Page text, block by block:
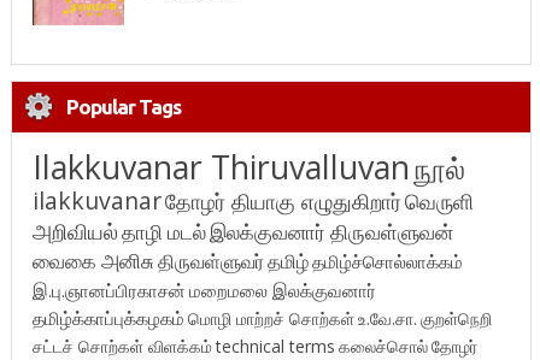
Popular Tags
Ilakkuvanar Thiruvalluvanநூல்
ilakkuvanarதோழர் தியாகு எழுதுகிறார்வெருளி
அறிவியல்தாழி மடல்இலக்குவனார் திருவள்ளுவன்
வைகை அனிசுதிருவள்ளுவர்தமிழ்தமிழ்ச்சொல்லாக்கம்
இ.பு.ஞானப்பிரகாசன் மறைமலை இலக்குவனார்
தமிழ்க்காப்புக்கழகம் மொழி மாற்றச் சொற்கள்உ.வே.சா. குறள்நெறி
சட்டச் சொற்கள் விளக்கம்technical terms கலைச்சொல்தோழர்